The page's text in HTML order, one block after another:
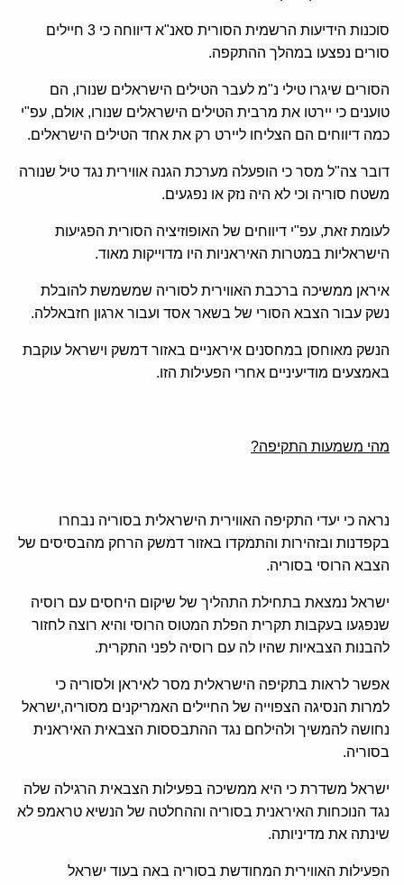
סוכנות הידיעות הרשמית הסורית סאנ"א דיווחה כי 3 חיילים
סורים נפצעו במהלך ההתקפה.
הסורים שיגרו טילי נ"מ לעבר הטילים הישראלים שנורו, הם
טוענים כי יירטו את מרבית הטילים הישראלים שנורו, אולם, עפ"י
כמה דיווחים הם הצליחו ליירט רק את אחד הטילים הישראלים.
דובר צה"ל מסר כי הופעלה מערכת הגנה אווירית נגד טיל שנורה
משטח סוריה וכי לא היה נזק או נפגעים.
לעומת זאת, עפ"י דיווחים של האופוזיציה הסורית הפגיעות
הישראליות במטרות האיראניות היו מדוייקות מאוד.
איראן ממשיכה ברכבת האווירית לסוריה שמשמשת להובלת
נשק עבור הצבא הסורי של בשאר אסד ועבור ארגון חזבאללה.
הנשק מאוחסן במחסנים איראניים באזור דמשק וישראל עוקבת
באמצעים מודיעיניים אחרי הפעילות הזו.
מהי משמעות התקיפה?
נראה כי יעדי התקיפה האווירית הישראלית בסוריה נבחרו
בקפדנות ובזהירות והתמקדו באזור דמשק הרחק מהבסיסים של
הצבא הרוסי בסוריה.
ישראל נמצאת בתחילת התהליך של שיקום היחסים עם רוסיה
שנפגעו בעקבות תקרית הפלת המטוס הרוסי והיא רוצה לחזור
להבנות הצבאיות שהיו לה עם רוסיה לפני התקרית.
אפשר לראות בתקיפה הישראלית מסר לאיראן ולסוריה כי
למרות הנסיגה הצפוייה של החיילים האמריקנים מסוריה,ישראל
נחושה להמשיך ולהילחם נגד ההתבססות הצבאית האיראנית
בסוריה.
ישראל משדרת כי היא ממשיכה בפעילות הצבאית הרגילה שלה
נגד הנוכחות האיראנית בסוריה וההחלטה של הנשיא טראמפ לא
שינתה את מדיניותה.
הפעילות האווירית המחודשת בסוריה באה בעוד ישראל